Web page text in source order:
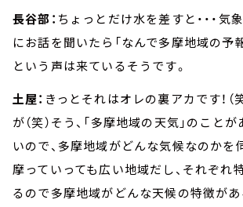
長谷部： ちょっとだけ水を差すと・・・気
にお話を聞いたら「なんで多摩地域の予
という声は来ているそうです。
土屋： きっとそれはオレの裏アカです！（
が（笑）そう、「多摩地域の天気」のこと
いので、多摩地域がどんな気候なのかを
摩っていっても広い地域だし、それぞれ
るので多摩地域がどんな天候の特徴があ